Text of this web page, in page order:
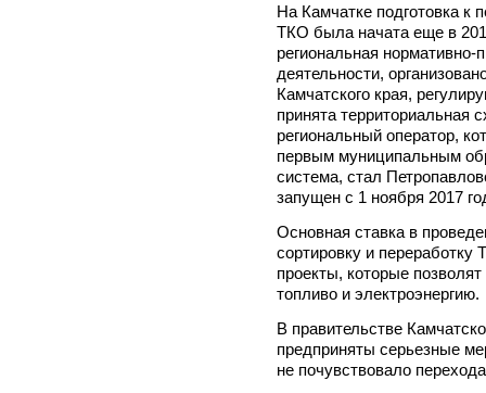
На Камчатке подготовка к
ТКО была начата еще в
региональная
деятельности,
Камчатского края,
принята территориальная
региональный оператор,
первым муниципальным
система, стал
запущен с 1 ноября 2017
Основная ставка в
сортировку и
проекты, которые
топливо и электроэнергию.
В правительстве
предприняты серьезные
не почувствовало